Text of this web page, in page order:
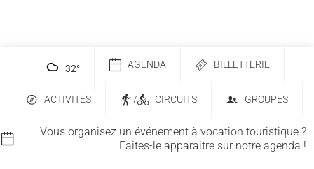
32° AGENDA BILLETTERIE
ACTIVITÉS / CIRCUITS GROUPES
Vous organisez un événement à vocation touristique ?
Faites-le apparaitre sur notre agenda !